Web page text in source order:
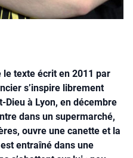
le texte écrit en 2011 par
s’inspire librement
Dieu à Lyon, en décembre
dans un supermarché,
ouvre une canette et la
entraîné dans une